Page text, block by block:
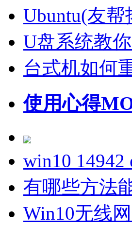
Ubuntu(友
U盘系统教
台式机如何
使用心得
win10
有哪些方法
Win10无线